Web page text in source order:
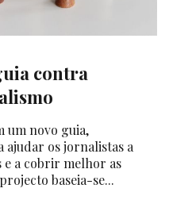
contra
um novo guia,
ajudar os jornalistas a
e a cobrir melhor as
baseia-se...